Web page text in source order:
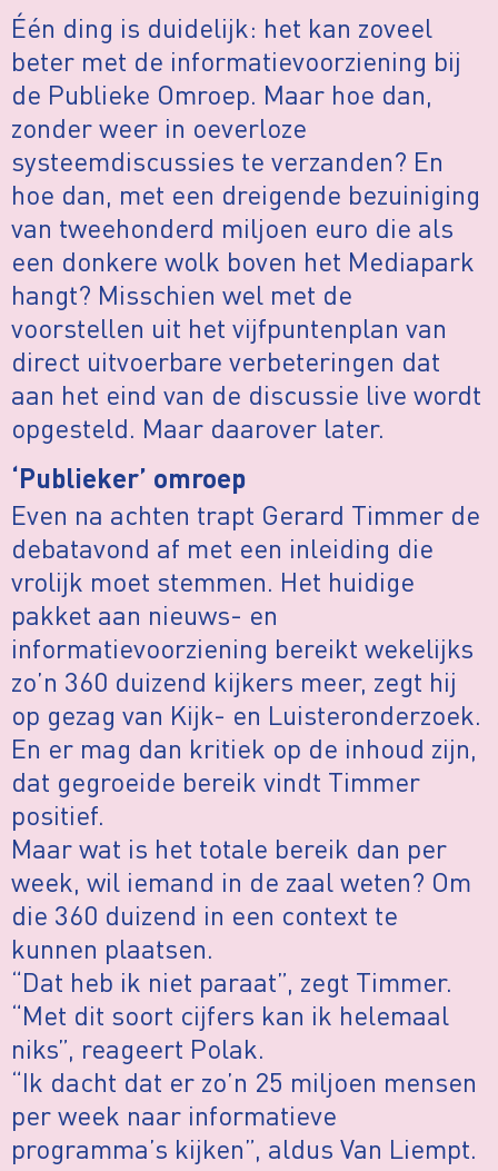
Één ding is duidelijk: het kan zoveel
beter met de informatievoorziening bij
de Publieke Omroep. Maar hoe dan,
zonder weer in oeverloze
systeemdiscussies te verzanden? En
hoe dan, met een dreigende bezuiniging
van tweehonderd miljoen euro die als
een donkere wolk boven het Mediapark
hangt? Misschien wel met de
voorstellen uit het vijfpuntenplan van
direct uitvoerbare verbeteringen dat
aan het eind van de discussie live wordt
opgesteld. Maar daarover later.
‘Publieker’ omroep
Even na achten trapt Gerard Timmer de
debatavond af met een inleiding die
vrolijk moet stemmen. Het huidige
pakket aan nieuws- en
informatievoorziening bereikt wekelijks
zo’n 360 duizend kijkers meer, zegt hij
op gezag van Kijk- en Luisteronderzoek.
En er mag dan kritiek op de inhoud zijn,
dat gegroeide bereik vindt Timmer
positief.
Maar wat is het totale bereik dan per
week, wil iemand in de zaal weten? Om
die 360 duizend in een context te
kunnen plaatsen.
“Dat heb ik niet paraat”, zegt Timmer.
“Met dit soort cijfers kan ik helemaal
niks”, reageert Polak.
“Ik dacht dat er zo’n 25 miljoen mensen
per week naar informatieve
programma’s kijken”, aldus Van Liempt.